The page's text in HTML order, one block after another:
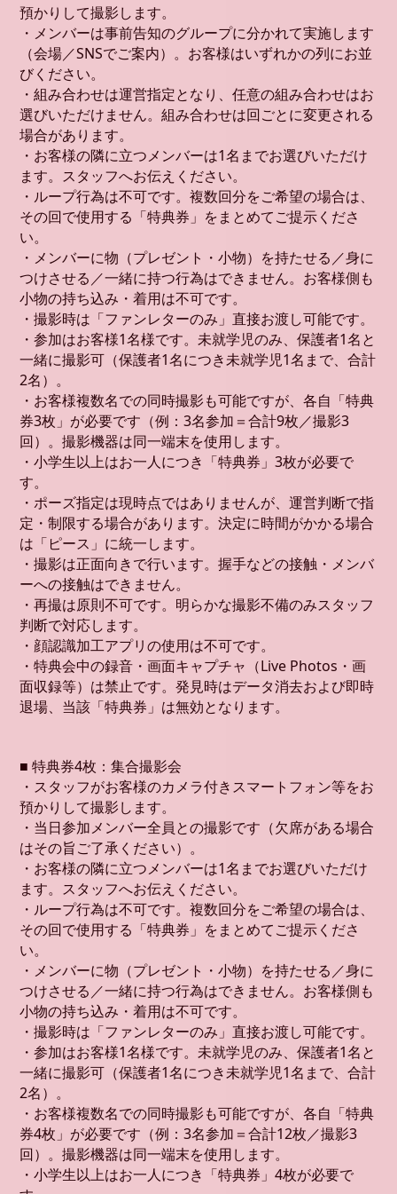
預かりして撮影します。
・メンバーは事前告知のグループに分かれて実施します
（会場／SNSでご案内）。お客様はいずれかの列にお並
びください。
・組み合わせは運営指定となり、任意の組み合わせはお
選びいただけません。組み合わせは回ごとに変更される
場合があります。
・お客様の隣に立つメンバーは1名までお選びいただけ
ます。スタッフへお伝えください。
・ループ行為は不可です。複数回分をご希望の場合は、
その回で使用する「特典券」をまとめてご提示くださ
い。
・メンバーに物（プレゼント・小物）を持たせる／身に
つけさせる／一緒に持つ行為はできません。お客様側も
小物の持ち込み・着用は不可です。
・撮影時は「ファンレターのみ」直接お渡し可能です。
・参加はお客様1名様です。未就学児のみ、保護者1名と
一緒に撮影可（保護者1名につき未就学児1名まで、合計
2名）。
・お客様複数名での同時撮影も可能ですが、各自「特典
券3枚」が必要です（例：3名参加＝合計9枚／撮影3
回）。撮影機器は同一端末を使用します。
・小学生以上はお一人につき「特典券」3枚が必要で
す。
・ポーズ指定は現時点ではありませんが、運営判断で指
定・制限する場合があります。決定に時間がかかる場合
は「ピース」に統一します。
・撮影は正面向きで行います。握手などの接触・メンバ
ーへの接触はできません。
・再撮は原則不可です。明らかな撮影不備のみスタッフ
判断で対応します。
・顔認識加工アプリの使用は不可です。
・特典会中の録音・画面キャプチャ（Live Photos・画
面収録等）は禁止です。発見時はデータ消去および即時
退場、当該「特典券」は無効となります。
■ 特典券4枚：集合撮影会
・スタッフがお客様のカメラ付きスマートフォン等をお
預かりして撮影します。
・当日参加メンバー全員との撮影です（欠席がある場合
はその旨ご了承ください）。
・お客様の隣に立つメンバーは1名までお選びいただけ
ます。スタッフへお伝えください。
・ループ行為は不可です。複数回分をご希望の場合は、
その回で使用する「特典券」をまとめてご提示くださ
い。
・メンバーに物（プレゼント・小物）を持たせる／身に
つけさせる／一緒に持つ行為はできません。お客様側も
小物の持ち込み・着用は不可です。
・撮影時は「ファンレターのみ」直接お渡し可能です。
・参加はお客様1名様です。未就学児のみ、保護者1名と
一緒に撮影可（保護者1名につき未就学児1名まで、合計
2名）。
・お客様複数名での同時撮影も可能ですが、各自「特典
券4枚」が必要です（例：3名参加＝合計12枚／撮影3
回）。撮影機器は同一端末を使用します。
・小学生以上はお一人につき「特典券」4枚が必要で